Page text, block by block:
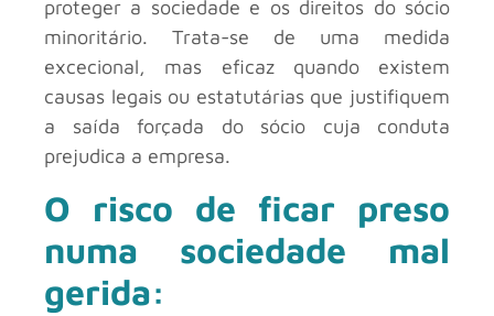
proteger a sociedade e os direitos do sócio
minoritário. Trata-se de uma medida
excecional, mas eficaz quando existem
causas legais ou estatutárias que justifiquem
a saída forçada do sócio cuja conduta
prejudica a empresa.
O risco de ficar preso
numa sociedade mal
gerida: